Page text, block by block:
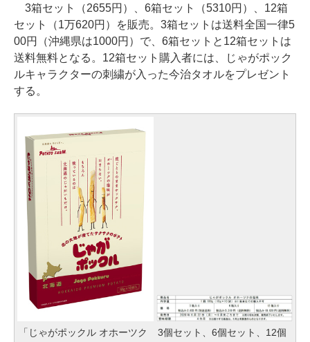
3箱セット（2655円）、6箱セット（5310円）、12箱
セット（1万620円）を販売。3箱セットは送料全国一律5
00円（沖縄県は1000円）で、6箱セットと12箱セットは
送料無料となる。12箱セット購入者には、じゃがポック
ルキャラクターの刺繍が入った今治タオルをプレゼント
する。
「じゃがポックル オホーツク
3個セット、6個セット、12個